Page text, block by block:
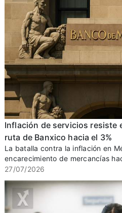
Inflación de servicios resiste
ruta de Banxico hacia el 3%
La batalla contra la inflación en
encarecimiento de mercancías
27/07/2026